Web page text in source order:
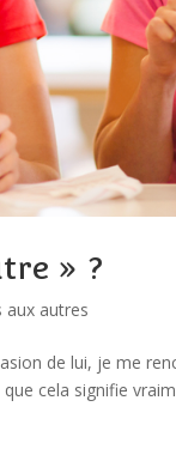
» ?
aux autres
de lui, je me
que cela signifie